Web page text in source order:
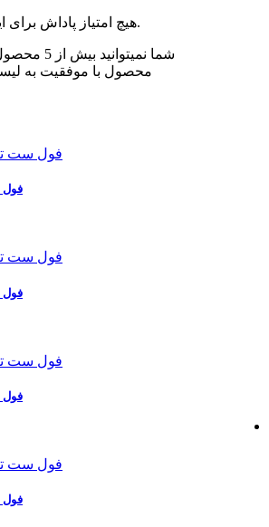
هیچ امتیاز پاداش برای این محصول وجود ندارد.
شما نمیتوانید بیش از 5 محصول را با هم مقایسه کنید
محصول با موفقیت به
فول
فول
فول
فول